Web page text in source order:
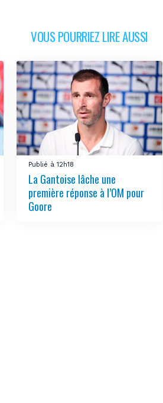
VOUS POURRIEZ LIRE AUSSI
Publié à 12h18
La Gantoise lâche une
première réponse à l’OM pour
Goore